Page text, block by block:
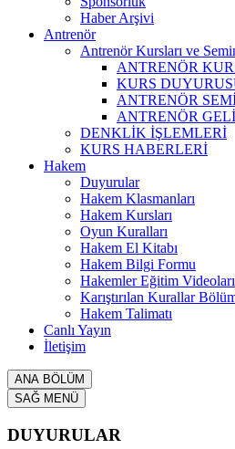
Haber Arşivi
Antrenör
Antrenör Kursları ve
ANTRENÖR
KURS
ANTRENÖR
ANTRENÖR
DENKLİK İŞLEMLERİ
KURS HABERLERİ
Hakem
Duyurular
Hakem Klasmanları
Hakem Kursları
Oyun Kuralları
Hakem El Kitabı
Hakem Bilgi Formu
Hakemler Eğitim Videoları
Karıştırılan Kurallar
Hakem Talimatı
Canlı Yayın
İletişim
ANA BÖLÜM
SAĞ MENÜ
DUYURULAR